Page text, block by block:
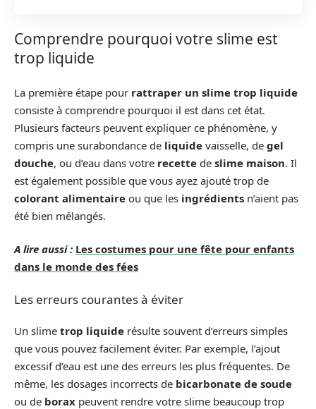
Comprendre pourquoi votre slime est
trop liquide
La première étape pour rattraper un slime trop liquide
consiste à comprendre pourquoi il est dans cet état.
Plusieurs facteurs peuvent expliquer ce phénomène, y
compris une surabondance de liquide vaisselle, de gel
douche, ou d’eau dans votre recette de slime maison. Il
est également possible que vous ayez ajouté trop de
colorant alimentaire ou que les ingrédients n’aient pas
été bien mélangés.
A lire aussi : Les costumes pour une fête pour enfants
dans le monde des fées
Les erreurs courantes à éviter
Un slime trop liquide résulte souvent d’erreurs simples
que vous pouvez facilement éviter. Par exemple, l’ajout
excessif d’eau est une des erreurs les plus fréquentes. De
même, les dosages incorrects de bicarbonate de soude
ou de borax peuvent rendre votre slime beaucoup trop